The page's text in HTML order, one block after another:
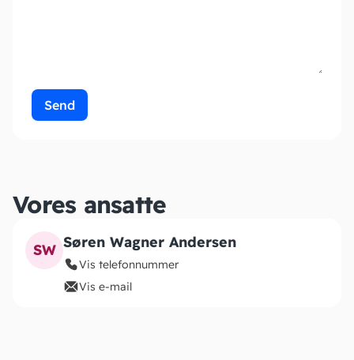
Send
Vores ansatte
SW Søren Wagner Andersen
Vis telefonnummer
Vis e-mail